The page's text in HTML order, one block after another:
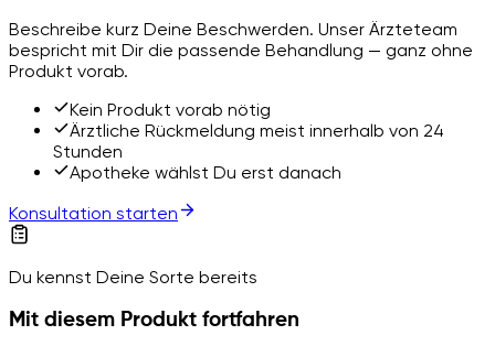
Beschreibe kurz Deine Beschwerden. Unser Ärzteteam
bespricht mit Dir die passende Behandlung — ganz ohne
Produkt vorab.
Kein Produkt vorab nötig
Ärztliche Rückmeldung meist innerhalb von 24
Stunden
Apotheke wählst Du erst danach
Konsultation starten
Du kennst Deine Sorte bereits
Mit diesem Produkt fortfahren